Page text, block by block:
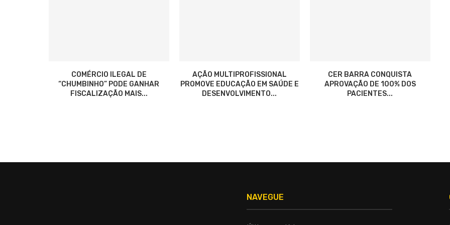
COMÉRCIO ILEGAL DE
“CHUMBINHO” PODE GANHAR
FISCALIZAÇÃO MAIS...
AÇÃO MULTIPROFISSIONAL
PROMOVE EDUCAÇÃO EM SAÚDE E
DESENVOLVIMENTO...
CER BARRA CONQUISTA
APROVAÇÃO DE 100% DOS
PACIENTES...
NAVEGUE